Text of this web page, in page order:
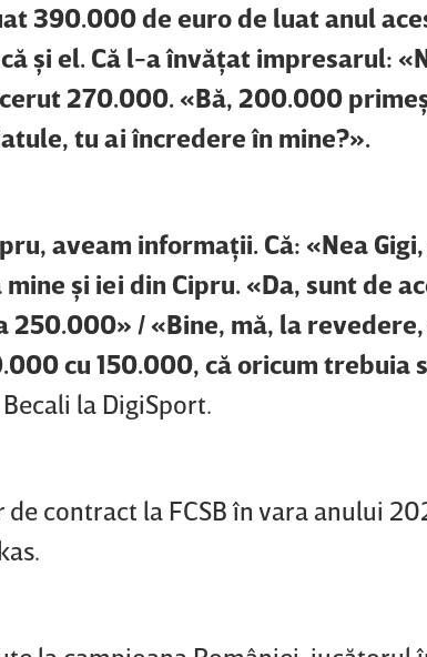
390.000 de euro de luat anul
şi el. Că l-a învăţat impresarul:
270.000. «Bă, 200.000
tu ai încredere în mine?».
aveam informaţii. Că: «Nea Gigi,
şi iei din Cipru. «Da, sunt de
/ «Bine, mă, la revedere,
cu 150.000, că oricum trebuia
la DigiSport.
contract la FCSB în vara anului